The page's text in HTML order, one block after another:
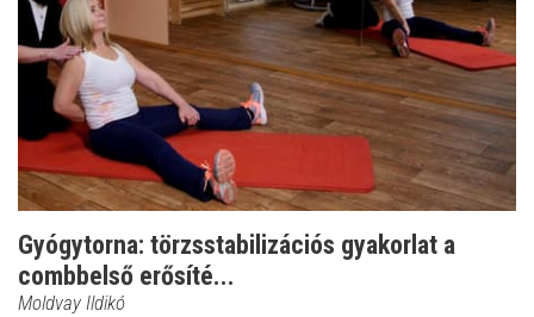
Gyógytorna: törzsstabilizációs gyakorlat a
combbelső erősíté...
Moldvay Ildikó